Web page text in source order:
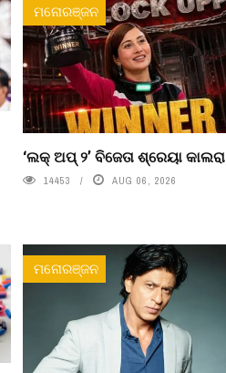
ମନୋରଞ୍ଜନ
‘ଲକ୍ ଅପ୍ ୨’ ବିଜେତା ଶ୍ରେୟା କାଲରା
14453 AUG 06, 2026
ମନୋରଞ୍ଜନ